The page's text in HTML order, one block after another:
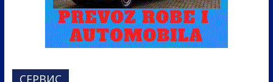
СЕРВИС